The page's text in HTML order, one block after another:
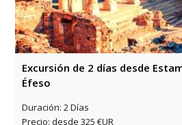
Excursión de 2 días desde
Éfeso
Duración: 2 Días
Precio: desde 325 €UR